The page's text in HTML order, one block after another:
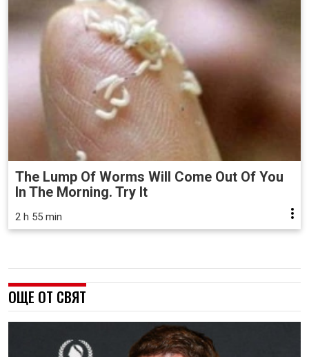
The Lump Of Worms Will Come Out Of You
In The Morning. Try It
2 h 55 min
ОЩЕ ОТ СВЯТ